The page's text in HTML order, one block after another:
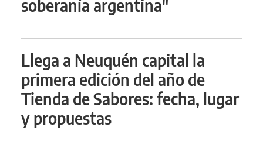
soberanía argentina"
Llega a Neuquén capital la
primera edición del año de
Tienda de Sabores: fecha, lugar
y propuestas